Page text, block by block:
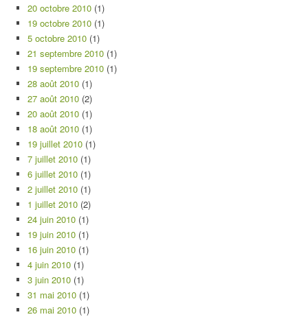
20 octobre 2010 (1)
19 octobre 2010 (1)
5 octobre 2010 (1)
21 septembre 2010 (1)
19 septembre 2010 (1)
28 août 2010 (1)
27 août 2010 (2)
20 août 2010 (1)
18 août 2010 (1)
19 juillet 2010 (1)
7 juillet 2010 (1)
6 juillet 2010 (1)
2 juillet 2010 (1)
1 juillet 2010 (2)
24 juin 2010 (1)
19 juin 2010 (1)
16 juin 2010 (1)
4 juin 2010 (1)
3 juin 2010 (1)
31 mai 2010 (1)
26 mai 2010 (1)